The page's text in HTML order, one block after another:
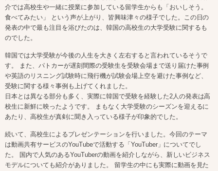
介では高校生や一緒に授業に参加している留学生からも「おいしそう。
食べてみたい」 という声が上がり、皆興味津々の様子でした。この日の
発表の中で最も注目を浴びたのは、韓国の高校生の大学受験に関するも
のでした。
韓国では大学受験が今後の人生を大きく左右すると言われているそうで
す。 また、パトカーが遅刻間際の受験生を受験会場まで送り届けた事例
や英語のリスニング試験時に飛行機が試験会場上空を避けた事例など、
受験に関する様々事例も上げてくれました。
日本とは異なる部分も多く、実際に韓国で受験を経験した2人の発表は高
校生に新鮮に映ったようです。 まもなく大学受験のシーズンを迎えるに
あたり、高校生が真剣に聞き入っている様子が印象的でした。
続いて、高校生によるプレゼンテーションを行いました。今回のテーマ
は動画共有サービスのYouTubeで活動する「YouTuber」についてでし
た。 国内で人気のあるYouTuberの動画を紹介しながら、新しいビジネス
モデルについても紹介がありました。 留学生の中にも実際に動画を見た